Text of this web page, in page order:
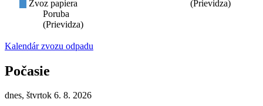
Zvoz papiera
Poruba
(Prievidza)
(Prievidza)
Kalendár zvozu odpadu
Počasie
dnes, štvrtok 6. 8. 2026